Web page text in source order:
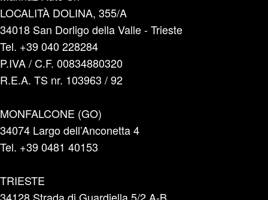
LOCALITÀ DOLINA, 355/A
34018 San Dorligo della Valle - Trieste
Tel. +39 040 228284
P.IVA / C.F. 00834880320
R.E.A. TS nr. 103963 / 92
MONFALCONE (GO)
34074 Largo dell’Anconetta 4
Tel. +39 0481 40153
TRIESTE